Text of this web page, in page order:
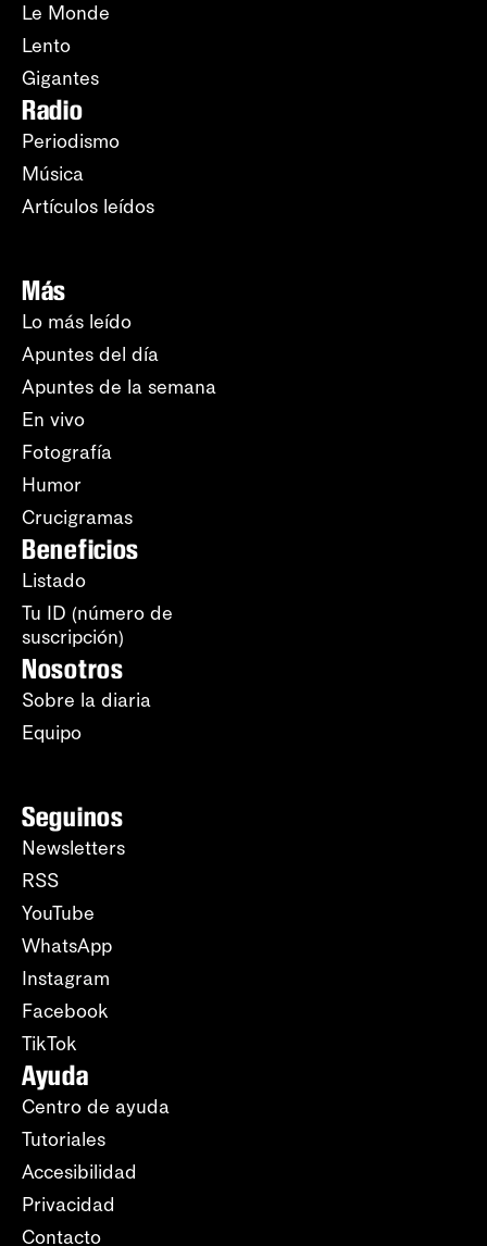
Le Monde
Lento
Gigantes
Radio
Periodismo
Música
Artículos leídos
Más
Lo más leído
Apuntes del día
Apuntes de la semana
En vivo
Fotografía
Humor
Crucigramas
Beneficios
Listado
Tu ID (número de
suscripción)
Nosotros
Sobre la diaria
Equipo
Seguinos
Newsletters
RSS
YouTube
WhatsApp
Instagram
Facebook
TikTok
Ayuda
Centro de ayuda
Tutoriales
Accesibilidad
Privacidad
Contacto